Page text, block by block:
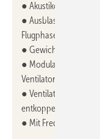
● Akustikoptimiert
● Ausblaskasten (2,5
Flugphasen verstellbar
● Gewicht: ca. 6 t
● Modularer Aufbau
Ventilatoreinheiten
● Ventilatoren durch
entkoppelt
● Mit